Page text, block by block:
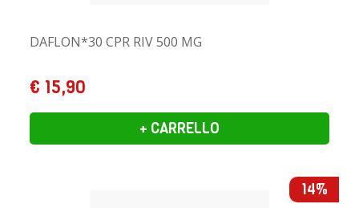
DAFLON*30 CPR RIV 500 MG
€ 15,90
+ CARRELLO
14%